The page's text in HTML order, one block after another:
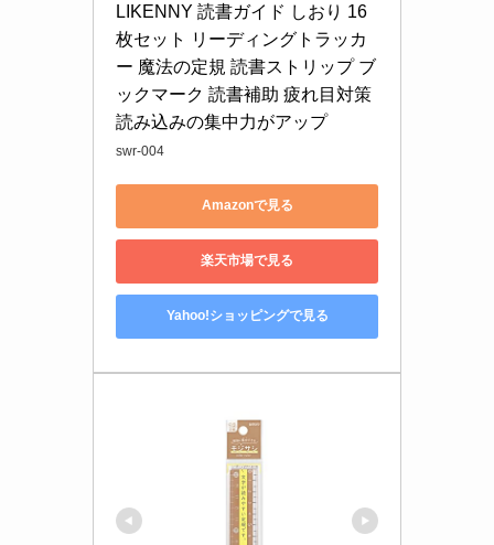
LIKENNY 読書ガイド しおり 16
枚セット リーディングトラッカ
ー 魔法の定規 読書ストリップ ブ
ックマーク 読書補助 疲れ目対策
読み込みの集中力がアップ
swr-004
Amazonで見る
楽天市場で見る
Yahoo!ショッピングで見る